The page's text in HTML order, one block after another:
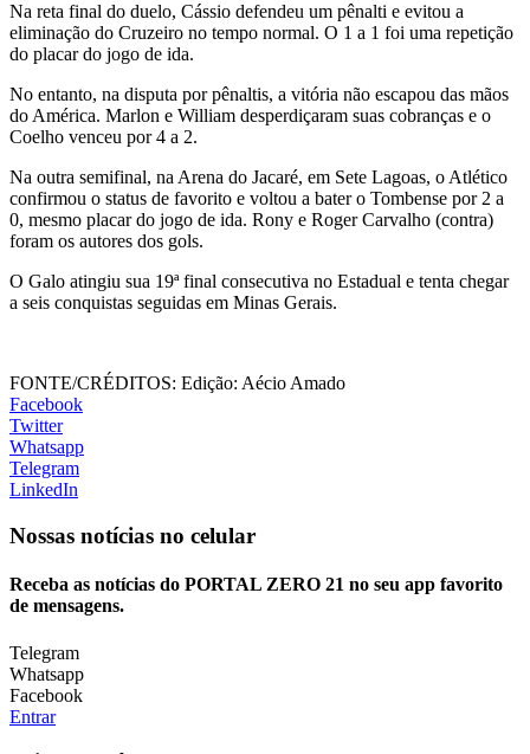
Na reta final do duelo, Cássio defendeu um pênalti e evitou a
eliminação do Cruzeiro no tempo normal. O 1 a 1 foi uma repetição
do placar do jogo de ida.
No entanto, na disputa por pênaltis, a vitória não escapou das mãos
do América. Marlon e William desperdiçaram suas cobranças e o
Coelho venceu por 4 a 2.
Na outra semifinal, na Arena do Jacaré, em Sete Lagoas, o Atlético
confirmou o status de favorito e voltou a bater o Tombense por 2 a
0, mesmo placar do jogo de ida. Rony e Roger Carvalho (contra)
foram os autores dos gols.
O Galo atingiu sua 19ª final consecutiva no Estadual e tenta chegar
a seis conquistas seguidas em Minas Gerais.
FONTE/CRÉDITOS: Edição: Aécio Amado
Facebook
Twitter
Whatsapp
Telegram
LinkedIn
Nossas notícias no celular
Receba as notícias do PORTAL ZERO 21 no seu app favorito
de mensagens.
Telegram
Whatsapp
Facebook
Entrar